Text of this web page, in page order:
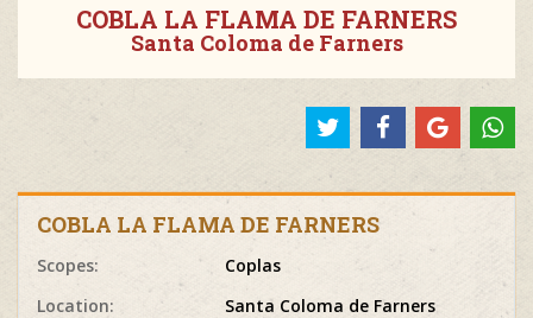
COBLA LA FLAMA DE FARNERS
Santa Coloma de Farners
COBLA LA FLAMA DE FARNERS
Scopes:
Coplas
Location:
Santa Coloma de Farners